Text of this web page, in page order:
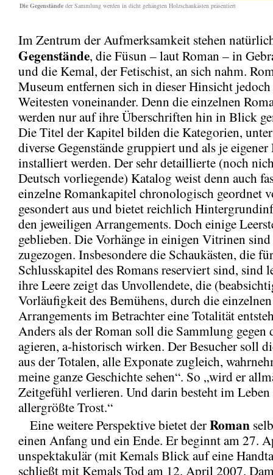
Die Gegenstände der Sammlung werden in dicht gehängten Holzschaukästen präsentiert
Im Zentrum der Aufmerksamkeit stehen
Gegenstände, die Füsun – laut Roman – in
und die Kemal, der Fetischist, an sich nahm.
Museum entfernen sich in dieser Hinsicht
Weitesten voneinander. Denn die einzelnen
werden nur auf ihre Überschriften hin in Blick
Die Titel der Kapitel bilden die Kategorien,
diverse Gegenstände gruppiert und als je
installiert werden. Der sehr detaillierte (noch
Deutsch vorliegende) Katalog weist denn auch
einzelne Romankapitel chronologisch geordnet
gesondert aus und bietet reichlich
den jeweiligen Arrangements. Doch einige
geblieben. Die Vorhänge in einigen Vitrinen
zugezogen. Insbesondere die Schaukästen, die
Schlusskapitel des Romans reserviert sind, sind
ihre Leere zeigt das Unvollendete, die
Vorläufigkeit des Bemühens, durch die
Arrangements im Betrachter eine Totalität
Anders als der Roman soll die Sammlung gegen
agieren, a-historisch wirken. Der Besucher soll
aus der Totalen, alle Exponate zugleich,
meine ganze Geschichte sehen“. So „wird er
Zeitgefühl verlieren. Und darin besteht im Leben
allergrößte Trost.“
Eine weitere Perspektive bietet derRoman
einen Anfang und ein Ende. Er beginnt am 27.
unspektakulär (mit Kemals Blick auf eine
schließt mit Kemals Tod am 12. April 2007.